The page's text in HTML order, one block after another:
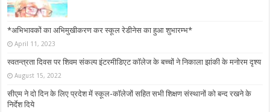
*अभिभावकों का अभिमुखीकरण कर स्कूल रेडीनेस का हुआ शुभारम्भ*
April 11, 2023
स्वतन्त्रता दिवस पर शिवम संकल्प इंटरमीडिएट कॉलेज के बच्चों ने निकाला झांकी के मनोरम दृश्य
August 15, 2022
सीएम ने दो दिन के लिए प्रदेश में स्कूल-कॉलेजों सहित सभी शिक्षण संस्थानों को बन्द रखने के
निर्देश दिये